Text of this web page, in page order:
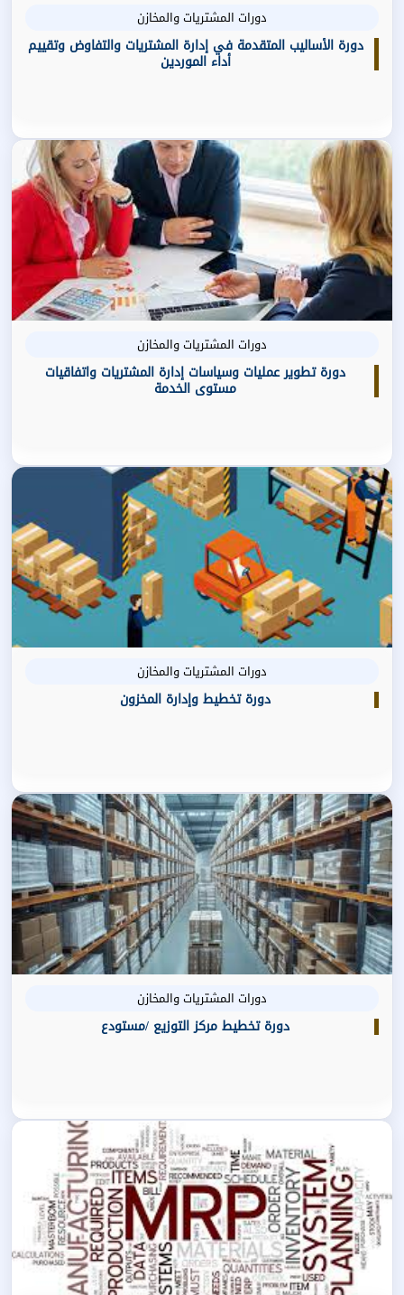
دورات المشتريات والمخازن
دورة الأساليب المتقدمة في إدارة المشتريات والتفاوض وتقييم
أداء الموردين
دورات المشتريات والمخازن
دورة تطوير عمليات وسياسات إدارة المشتريات واتفاقيات
مستوى الخدمة
دورات المشتريات والمخازن
دورة تخطيط وإدارة المخزون
دورات المشتريات والمخازن
دورة تخطيط مركز التوزيع /مستودع